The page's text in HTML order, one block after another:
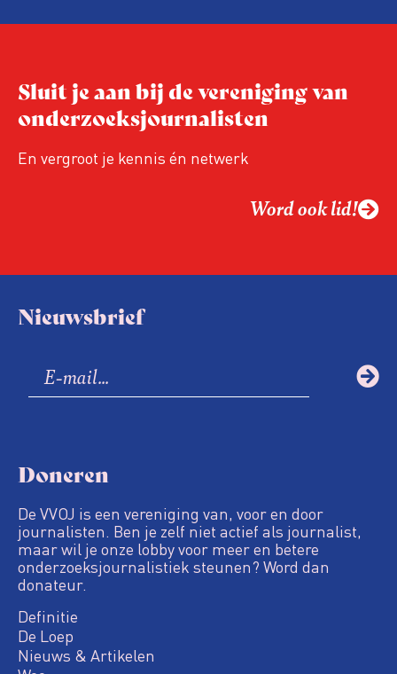
Niet de maker, maar de ontvanger
relevant in tijden van nieuwe verzuiling?
Hoe moet de journalistiek omgaan met
een steeds onverschilligere macht?
Sluit je aan bij de vereniging van
onderzoeksjournalisten
En vergroot je kennis én netwerk
Word ook lid!
Nieuwsbrief
Doneren
De VVOJ is een vereniging van, voor en door
journalisten. Ben je zelf niet actief als journalist,
maar wil je onze lobby voor meer en betere
onderzoeksjournalistiek steunen? Word dan
donateur.
Definitie
De Loep
Nieuws & Artikelen